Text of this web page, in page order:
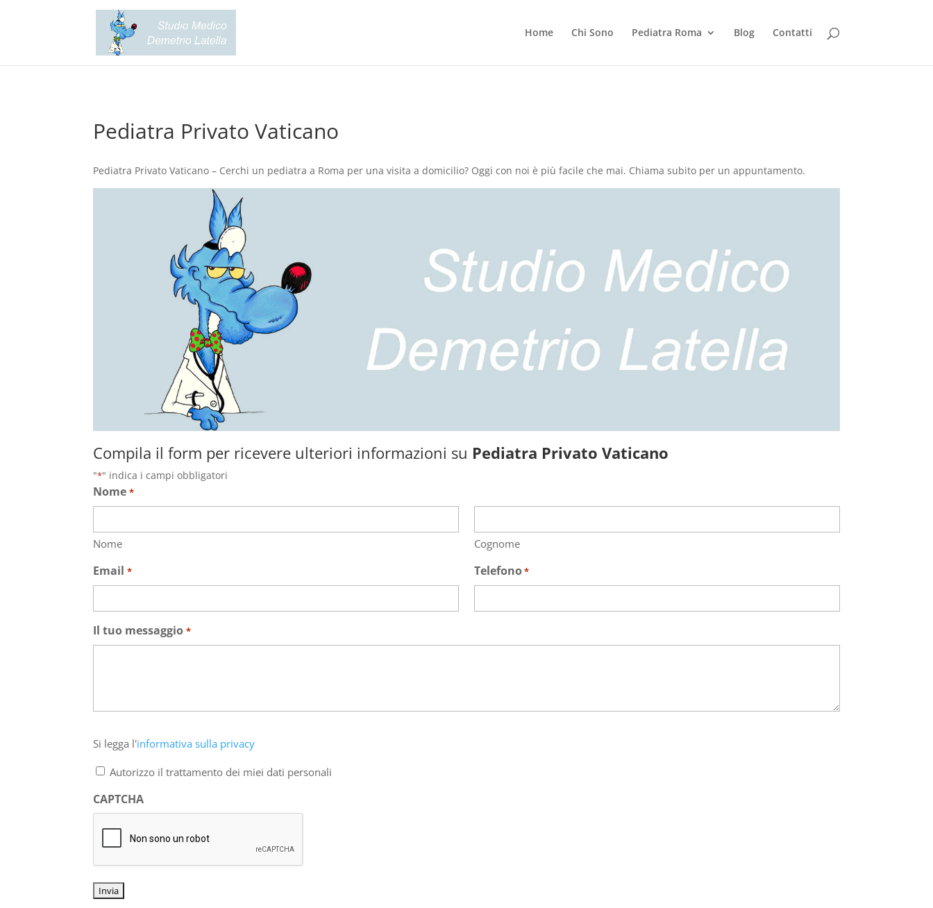
Home Chi Sono Pediatra Roma Blog Contatti
Pediatra Privato Vaticano
Pediatra Privato Vaticano – Cerchi un pediatra a Roma per una visita a domicilio? Oggi con noi è più facile che mai. Chiama subito per un appuntamento.
Compila il form per ricevere ulteriori informazioni su Pediatra Privato Vaticano
"*" indica i campi obbligatori
Nome *
Nome Cognome
Email * Telefono*
Il tuo messaggio *
legga
l'informativa
privacy
*
Si legga l'informativa sulla privacy
Autorizzo il trattamento dei miei dati personali
CAPTCHA